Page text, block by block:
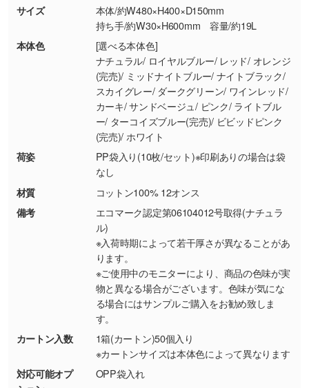
現物支給による色指定も承っております。→
・背景がある画像からキャラクター部分だけを
使いたいです
シンプルな背景のデータや、使いたいキャラク
ター部分の輪郭がはっきりしているデータは切
り抜き処理が可能です。→詳しく見る
・持っているデータの背景が足りない／塗り足
しの作り方が分からない
印刷したいデータが印刷範囲よりも小さい場
合、シンプルな色・柄の背景であれば拡張が可
詳しく見る
・デザインにQRコードを入れたい／QRコード
を生成してほしい
URLをご指定いただければ、QRコードを生成
いたします。配置のご相談にも応じています。
→詳しく見る
商品が破損した場合
・商品到着後7日以上経過している場合
・お客様のご都合による返品・交換依頼(商
品・色・数量などの注文間違い等)
サイズ
本体/約W480×H400×D150mm
持ち手/約W30×H600mm 容量/約19L
本体色
[選べる本体色]
ナチュラル/ ロイヤルブルー/ レッド/ オレンジ
(完売)/ ミッドナイトブルー/ ナイトブラック/
スカイグレー/ ダークグリーン/ ワインレッド/
カーキ/ サンドベージュ/ ピンク/ ライトブル
ー/ ターコイズブルー(完売)/ ビビッドピンク
(完売)/ ホワイト
荷姿
PP袋入り(10枚/セット)※印刷ありの場合は袋
なし
材質
コットン100% 12オンス
備考
エコマーク認定第06104012号取得(ナチュラ
ル)
※入荷時期によって若干厚さが異なることがあ
ります。
※ご使用中のモニターにより、商品の色味が実
物と異なる場合がございます。色味が気にな
る場合にはサンプルご購入をお勧め致しま
す。
カートン入数
1箱(カートン)50個入り
※カートンサイズは本体色によって異なります
対応可能オプ
OPP袋入れ